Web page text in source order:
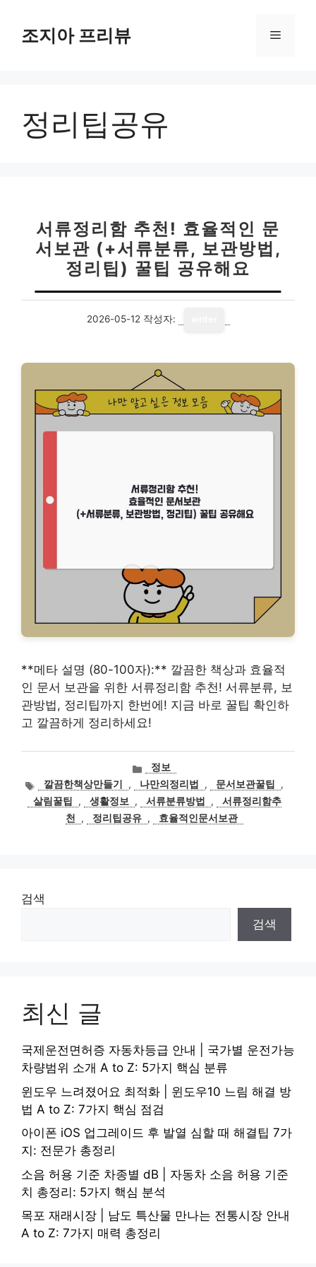
조지아 프리뷰 메
정리팁공유
서류정리함 추천! 효율적인 문
서보관 (+서류분류, 보관방법,
정리팁) 꿀팁 공유해요
2026-05-12 작성자:
**메타 설명 (80-100자):** 깔끔한 책상과 효율적
인 문서 보관을 위한 서류정리함 추천! 서류분류, 보
관방법, 정리팁까지 한번에! 지금 바로 꿀팁 확인하
고 깔끔하게 정리하세요!
카
테
고
리
정보
태
그
깔끔한책상만들기 , 나만의정리법 , 문서보관꿀팁
,
살림꿀팁
, 생활정보 , 서류분류방법 ,
서류정리함추
천
, 정리팁공유 , 효율적인문서보관
검색
검색
최신 글
국제운전면허증 자동차등급 안내 | 국가별 운전가능
차량범위 소개 A to Z: 5가지 핵심 분류
윈도우 느려졌어요 최적화 | 윈도우10 느림 해결 방
법 A to Z: 7가지 핵심 점검
아이폰 iOS 업그레이드 후 발열 심할 때 해결팁 7가
지: 전문가 총정리
소음 허용 기준 차종별 dB | 자동차 소음 허용 기준
치 총정리: 5가지 핵심 분석
목포 재래시장 | 남도 특산물 만나는 전통시장 안내
A to Z: 7가지 매력 총정리